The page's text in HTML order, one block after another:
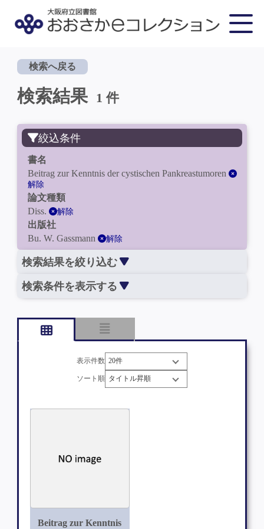
検索へ戻る
検索結果 1 件
絞込条件
書名
Beitrag zur Kenntnis der cystischen Pankreastumoren
解除
論文種類
Diss.
解除
出版社
Bu. W. Gassmann
解除
検索結果を絞り込む
検索条件を表示する
表示件数
ソート順
Beitrag zur Kenntnis